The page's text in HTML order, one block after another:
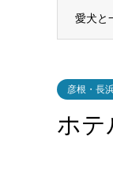
愛犬と
彦根・長
ホテ